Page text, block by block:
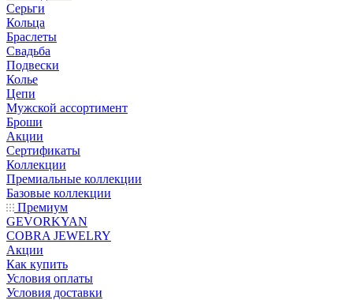
Серьги
Кольца
Браслеты
Свадьба
Подвески
Колье
Цепи
Мужской ассортимент
Броши
Акции
Сертификаты
Коллекции
Премиальные коллекции
Базовые коллекции
Премиум
GEVORKYAN
COBRA JEWELRY
Акции
Как купить
Условия оплаты
Условия доставки